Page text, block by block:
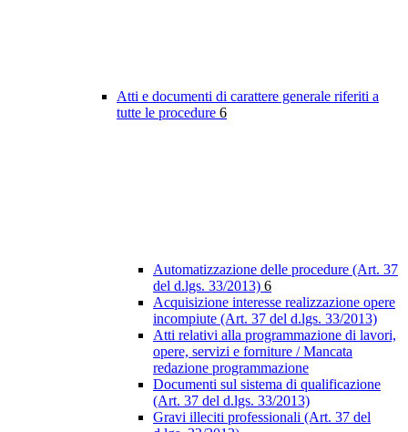
Atti e documenti di carattere generale riferiti a
tutte le procedure 6
Automatizzazione delle procedure (Art. 37
del d.lgs. 33/2013) 6
Acquisizione interesse realizzazione opere
incompiute (Art. 37 del d.lgs. 33/2013)
Atti relativi alla programmazione di lavori,
opere, servizi e forniture / Mancata
redazione programmazione
Documenti sul sistema di qualificazione
(Art. 37 del d.lgs. 33/2013)
Gravi illeciti professionali (Art. 37 del